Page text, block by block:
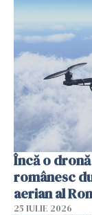
Încă o
românesc
aerian al
25 IULIE 2026